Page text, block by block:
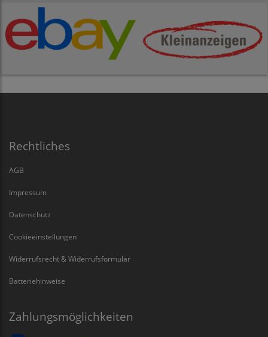
Rechtliches
AGB
Impressum
Datenschutz
Cookieeinstellungen
Widerrufsrecht & Widerrufsformular
Batteriehinweise
Zahlungsmöglichkeiten